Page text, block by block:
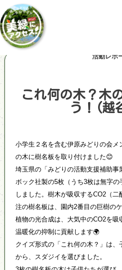
活動レポ
これ何の木？木
う！(越
小学生２名を含む伊原みどりの会メ
の木に樹名板を取り付けました😊
埼玉県の「みどりの活動支援補助事
ボック社製の5枚（うち3枚は無字
しました。樹木が吸収するCO2（
注の樹名板は、園内2番目の巨樹の
植物の光合成は、大気中のCO2を
温暖化の抑制に貢献します🌍
クイズ形式の「これ何の木？」は
から、スダジイを選びました。